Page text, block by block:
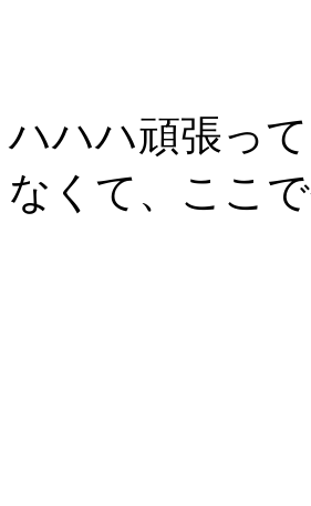
ハハハ頑張っ
なくて、ここ